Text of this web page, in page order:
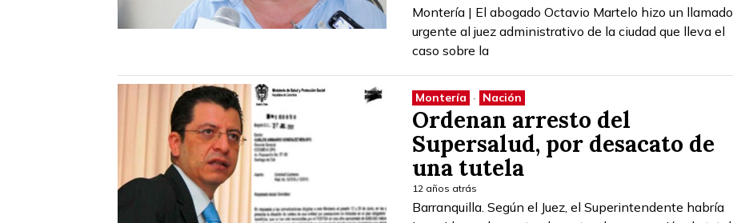
Montería | El abogado Octavio Martelo hizo un llamado
urgente al juez administrativo de la ciudad que lleva el
caso sobre la
Montería · Nación
Ordenan arresto del
Supersalud, por desacato de
una tutela
12 años atrás
Barranquilla. Según el Juez, el Superintendente habría